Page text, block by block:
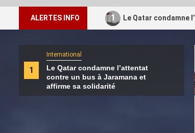
ALERTES INFO 1 Le Qatar condamne
1
International
Le Qatar condamne l’attentat
contre un bus à Jaramana et
affirme sa solidarité